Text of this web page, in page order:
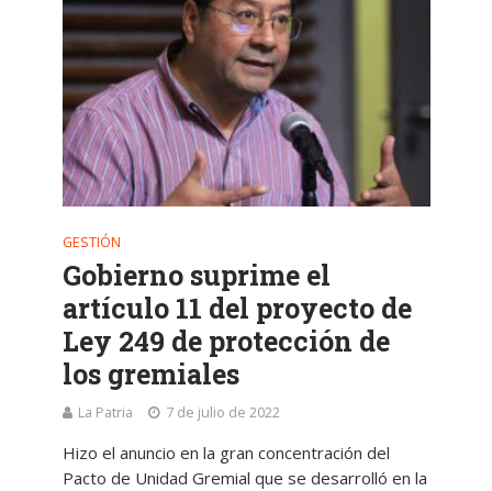
GESTIÓN
Gobierno suprime el
artículo 11 del proyecto de
Ley 249 de protección de
los gremiales
La Patria 7 de julio de 2022
Hizo el anuncio en la gran concentración del
Pacto de Unidad Gremial que se desarrolló en la